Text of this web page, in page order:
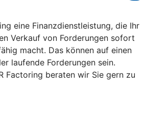
eine Finanzdienstleistung, die Ihr
Verkauf von Forderungen sofort
macht. Das können auf einen
laufende Forderungen sein.
Factoring beraten wir Sie gern zu